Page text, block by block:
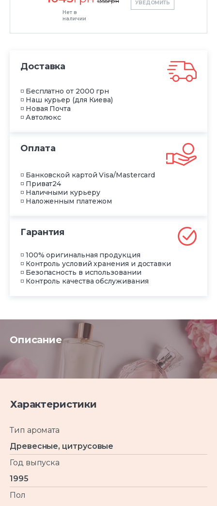
Нет в
наличии
УВЕДОМИТЬ
Доставка
◽ Бесплатно от 2000 грн
◽ Наш курьер (для Киева)
◽ Новая Почта
◽ Автолюкс
Оплата
◽ Банковской картой Visa/Mastercard
◽ Приват24
◽ Наличными курьеру
◽ Наложенным платежом
Гарантия
◽ 100% оригинальная продукция
◽ Контроль условий хранения и доставки
◽ Безопасность в использовании
◽ Контроль качества обслуживания
Описание
Характеристики
Тип аромата
Древесные, цитрусовые
Год выпуска
1995
Пол